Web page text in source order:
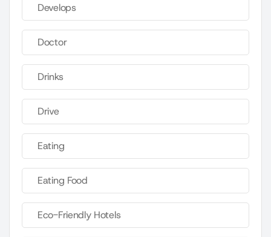
Develops
Doctor
Drinks
Drive
Eating
Eating Food
Eco-Friendly Hotels